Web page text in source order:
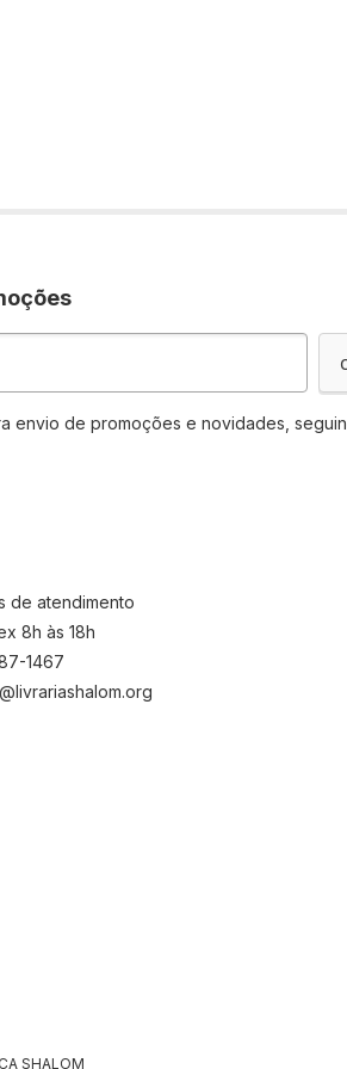
envio de promoções e novidades,
de atendimento
8h às 18h
1467
SHALOM